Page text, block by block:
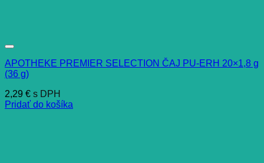
APOTHEKE PREMIER SELECTION ČAJ PU-ERH 20×1,8 g
(36 g)
2,29 € s DPH
Pridať do košíka